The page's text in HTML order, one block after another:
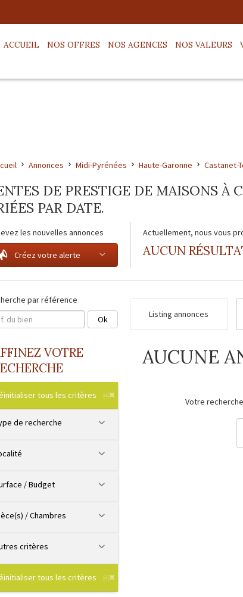
ACCUEIL NOS OFFRES NOS AGENCES NOS VALEURS
Annonces Midi-Pyrénées Haute-Garonne Castanet-
DE PRESTIGE DE MAISONS À
PAR DATE.
les nouvelles annonces
Créez votre alerte
Actuellement, nous vous
AUCUN
par référence
Listing annonces
VOTRE
tous les critères
de recherche
/ Budget
/ Chambres
critères
tous les critères
AUCUNE
Votre